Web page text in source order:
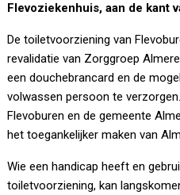
Flevoziekenhuis, aan de kant
De toiletvoorziening van
revalidatie van Zorggroep
een douchebrancard en de
volwassen persoon te
Flevoburen en de gemeente
het toegankelijker maken van
Wie een handicap heeft en
toiletvoorziening, kan